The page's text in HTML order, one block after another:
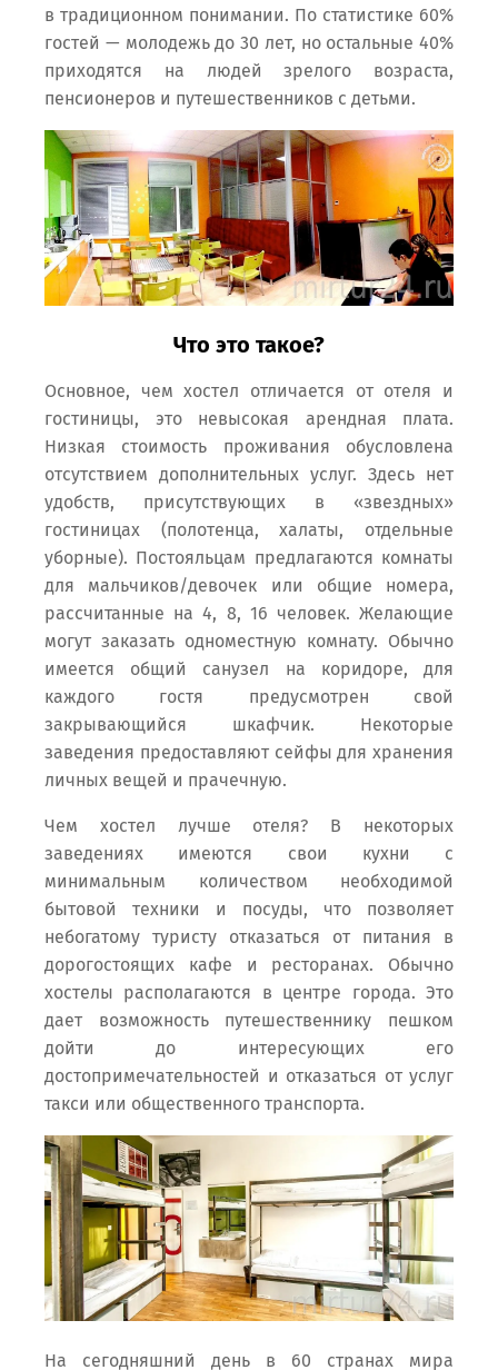
в традиционном понимании. По статистике 60%
гостей — молодежь до 30 лет, но остальные 40%
приходятся на людей зрелого возраста,
пенсионеров и путешественников с детьми.
Что это такое?
Основное, чем хостел отличается от отеля и
гостиницы, это невысокая арендная плата.
Низкая стоимость проживания обусловлена
отсутствием дополнительных услуг. Здесь нет
удобств, присутствующих в «звездных»
гостиницах (полотенца, халаты, отдельные
уборные). Постояльцам предлагаются комнаты
для мальчиков/девочек или общие номера,
рассчитанные на 4, 8, 16 человек. Желающие
могут заказать одноместную комнату. Обычно
имеется общий санузел на коридоре, для
каждого гостя предусмотрен свой
закрывающийся шкафчик. Некоторые
заведения предоставляют сейфы для хранения
личных вещей и прачечную.
Чем хостел лучше отеля? В некоторых
заведениях имеются свои кухни с
минимальным количеством необходимой
бытовой техники и посуды, что позволяет
небогатому туристу отказаться от питания в
дорогостоящих кафе и ресторанах. Обычно
хостелы располагаются в центре города. Это
дает возможность путешественнику пешком
дойти до интересующих его
достопримечательностей и отказаться от услуг
такси или общественного транспорта.
На сегодняшний день в 60 странах мира